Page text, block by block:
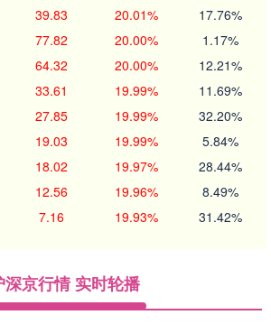
39.83 20.01% 17.76%
77.82 20.00% 1.17%
64.32 20.00% 12.21%
33.61 19.99% 11.69%
27.85 19.99% 32.20%
19.03 19.99% 5.84%
18.02 19.97% 28.44%
12.56 19.96% 8.49%
7.16 19.93% 31.42%
深京行情 实时轮播